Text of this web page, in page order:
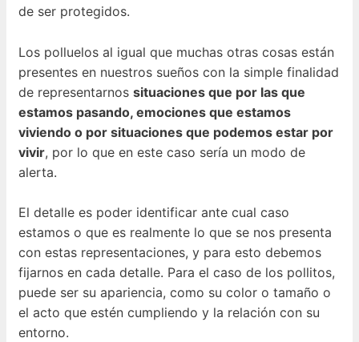
de ser protegidos.
Los polluelos al igual que muchas otras cosas están
presentes en nuestros sueños con la simple finalidad
de representarnos situaciones que por las que
estamos pasando, emociones que estamos
viviendo o por situaciones que podemos estar por
vivir, por lo que en este caso sería un modo de
alerta.
El detalle es poder identificar ante cual caso
estamos o que es realmente lo que se nos presenta
con estas representaciones, y para esto debemos
fijarnos en cada detalle. Para el caso de los pollitos,
puede ser su apariencia, como su color o tamaño o
el acto que estén cumpliendo y la relación con su
entorno.